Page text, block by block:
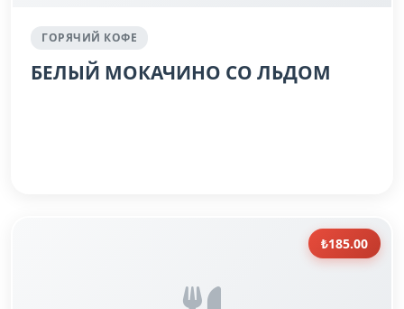
ГОРЯЧИЙ КОФЕ
БЕЛЫЙ МОКАЧИНО СО ЛЬДОМ
₺185.00